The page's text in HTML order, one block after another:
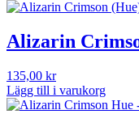
Alizarin
135,00 kr
Lägg till i varukorg